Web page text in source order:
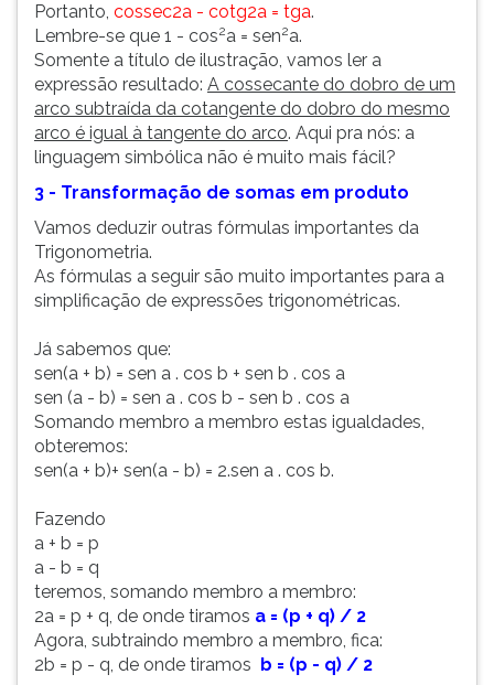
Portanto, cossec2a - cotg2a = tga.
Lembre-se que 1 - cos2a = sen2a.
Somente a título de ilustração, vamos ler a
expressão resultado: A cossecante do dobro de um
arco subtraída da cotangente do dobro do mesmo
arco é igual à tangente do arco. Aqui pra nós: a
linguagem simbólica não é muito mais fácil?
3 - Transformação de somas em produto
Vamos deduzir outras fórmulas importantes da
Trigonometria.
As fórmulas a seguir são muito importantes para a
simplificação de expressões trigonométricas.
Já sabemos que:
sen(a + b) = sen a . cos b + sen b . cos a
sen (a - b) = sen a . cos b - sen b . cos a
Somando membro a membro estas igualdades,
obteremos:
sen(a + b)+ sen(a - b) = 2.sen a . cos b.
Fazendo
a + b = p
a - b = q
teremos, somando membro a membro:
2a = p + q, de onde tiramos a = (p + q) / 2
Agora, subtraindo membro a membro, fica:
2b = p - q, de onde tiramos b = (p - q) / 2